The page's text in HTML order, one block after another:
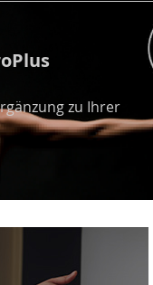
zu Ihrer